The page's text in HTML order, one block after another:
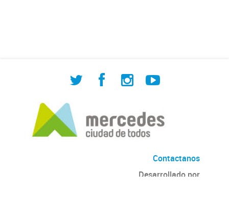
Contactanos
Desarrollado por